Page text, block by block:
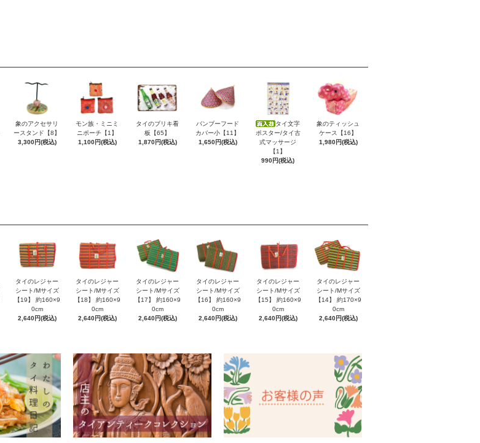
象のアクセサリ
ースタンド【8】
3,300円(税込)
モン族・ミニミ
ニポーチ【1】
1,100円(税込)
タイのブリキ看
板【65】
1,870円(税込)
バンブーフード
カバー小【11】
1,650円(税込)
タイ文字
ポスター/タイ古
式マッサージ
【1】
990円(税込)
象のティッシュ
ケース【16】
1,980円(税込)
タイのレジャー
シート/Mサイズ
【19】 約160×9
0cm
2,640円(税込)
タイのレジャー
シート/Mサイズ
【18】 約160×9
0cm
2,640円(税込)
タイのレジャー
シート/Mサイズ
【17】 約160×9
0cm
2,640円(税込)
タイのレジャー
シート/Mサイズ
【16】 約160×9
0cm
2,640円(税込)
タイのレジャー
シート/Mサイズ
【15】 約160×9
0cm
2,640円(税込)
タイのレジャー
シート/Mサイズ
【14】 約170×9
0cm
2,640円(税込)